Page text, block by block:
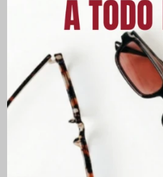
Armazón cuadrado Chilli Beans
un material ligero y duradero.